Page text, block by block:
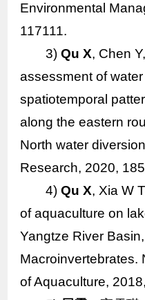
Environmental
117111.
3) Qu X, Chen
assessment of
spatiotemporal
along the eastern
North water
Research, 2020,
4) Qu X, Xia W
of aquaculture on
Yangtze River
Macroinvertebrates.
of Aquaculture,